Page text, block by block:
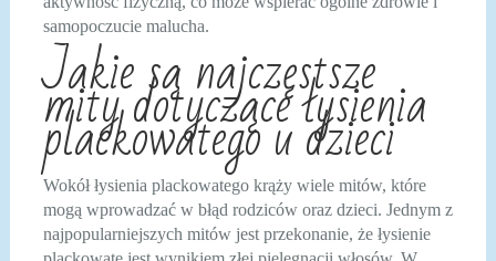
samopoczucie malucha.
Jakie są najczęstsze
mity dotyczące łysienia
plackowatego u dzieci
Wokół łysienia plackowatego krąży wiele mitów, które
mogą wprowadzać w błąd rodziców oraz dzieci. Jednym z
najpopularniejszych mitów jest przekonanie, że łysienie